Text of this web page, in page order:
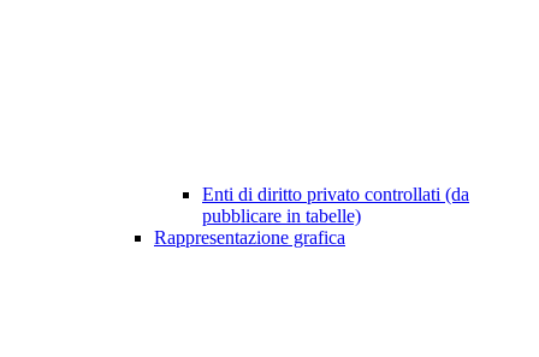
Enti di diritto privato controllati (da
pubblicare in tabelle)
Rappresentazione grafica